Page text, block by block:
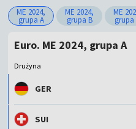
ME 2024,
grupa A
ME 2024,
grupa B
ME
grupa
Euro. ME 2024, grupa A
Drużyna
GER
SUI